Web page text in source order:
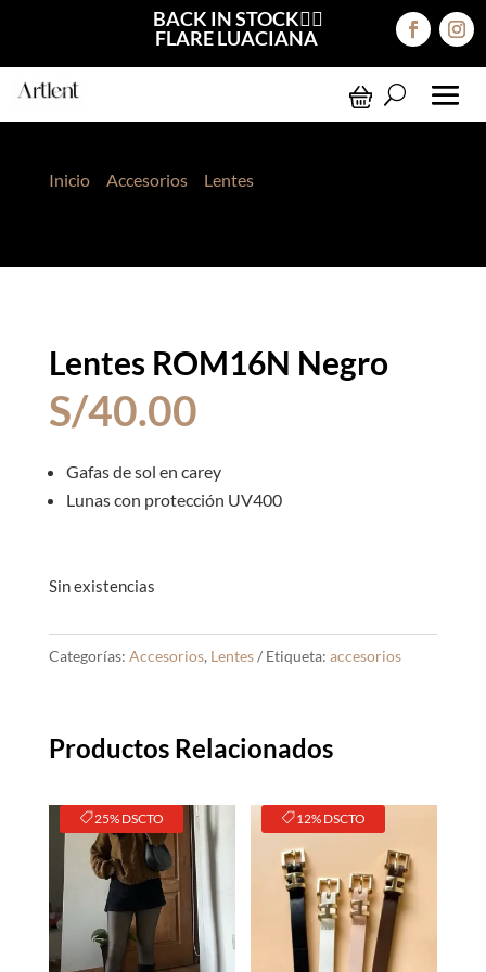
BACK IN STOCK❤️‍🔥
FLARE LUACIANA
Inicio> Accesorios> Lentes> Lentes ROM16N
Lentes ROM16N Negro
S/40.00
Gafas de sol en carey
Lunas con protección UV400
Sin existencias
Categorías: Accesorios, Lentes Etiqueta: accesorios
Productos Relacionados
25% DSCTO 12% DSCTO